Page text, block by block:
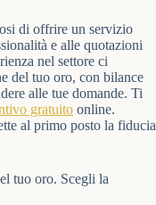
di offrire un servizio
e alle quotazioni
nel settore ci
del tuo oro, con bilance
alle tue domande. Ti
gratuito online.
al primo posto la fiducia
tuo oro. Scegli la